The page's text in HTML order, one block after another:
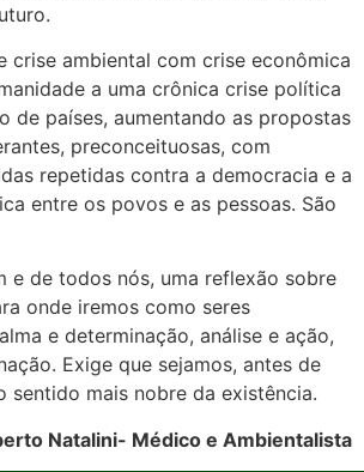
crise ambiental com crise econômica
a uma crônica crise política
de países, aumentando as propostas
preconceituosas, com
repetidas contra a democracia e a
entre os povos e as pessoas. São
e de todos nós, uma reflexão sobre
onde iremos como seres
e determinação, análise e ação,
Exige que sejamos, antes de
sentido mais nobre da existência.
Natalini- Médico e Ambientalista